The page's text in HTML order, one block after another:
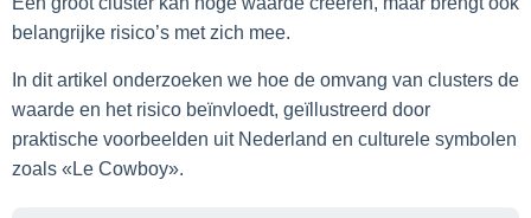
belangrijke risico’s met zich mee.
In dit artikel onderzoeken we hoe de omvang van clusters de
waarde en het risico beïnvloedt, geïllustreerd door
praktische voorbeelden uit Nederland en culturele symbolen
zoals «Le Cowboy».